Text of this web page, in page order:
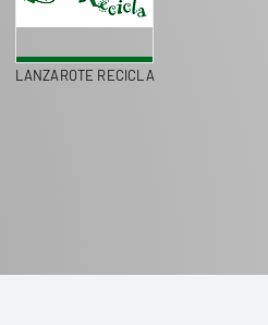
LANZAROTE RECICLA